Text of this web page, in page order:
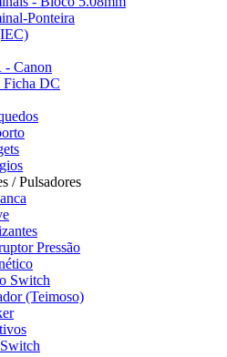
Ponteira
Canon
DC
/ Pulsadores
Pressão
Switch
(Teimoso)